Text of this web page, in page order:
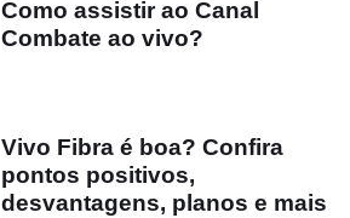
Como assistir ao Canal
Combate ao vivo?
Vivo Fibra é boa? Confira
pontos positivos,
desvantagens, planos e mais